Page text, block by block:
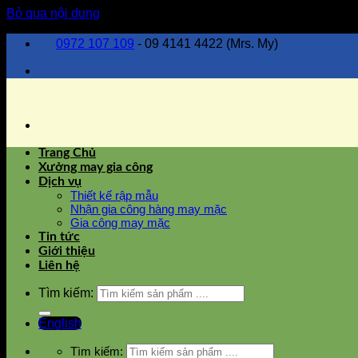
Bỏ qua nội dung
0972 107 109 - 09 4141 4422 (Mrs. My)
Trang Chủ
Xưởng may gia công
Dịch vụ
Thiết kế rập mẫu
Nhận gia công hàng may mặc
Gia công may mặc
Tin tức
Giới thiệu
Liên hệ
Tìm kiếm:
English
Tìm kiếm: